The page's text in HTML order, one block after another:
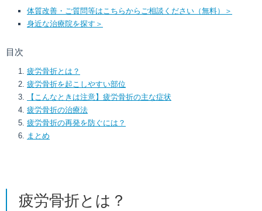
体質改善・ご質問等はこちらからご相談ください（無料）＞
身近な治療院を探す＞
目次
疲労骨折とは？
疲労骨折を起こしやすい部位
【こんなときは注意】疲労骨折の主な症状
疲労骨折の治療法
疲労骨折の再発を防ぐには？
まとめ
疲労骨折とは？